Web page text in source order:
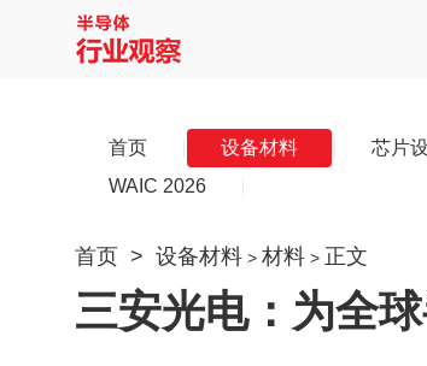
首页 设备材料 芯片
WAIC 2026
首页 > 设备材料 > 材料 > 正文
三安光电：为全